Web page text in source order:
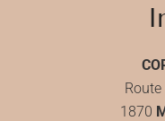
Route
1870